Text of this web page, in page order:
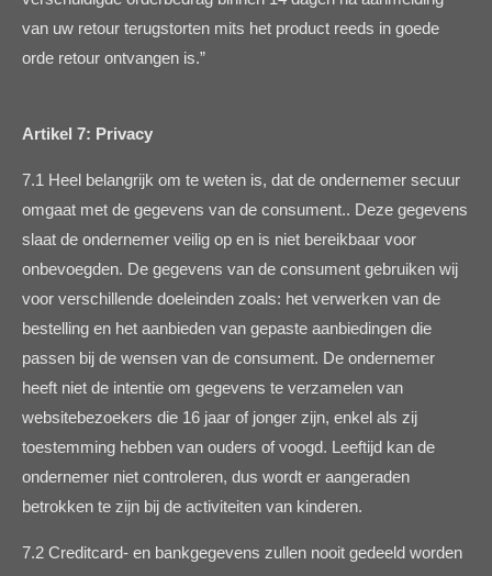
van uw retour terugstorten mits het product reeds in goede
orde retour ontvangen is.”
Artikel 7: Privacy
7.1 Heel belangrijk om te weten is, dat de ondernemer secuur
omgaat met de gegevens van de consument.. Deze gegevens
slaat de ondernemer veilig op en is niet bereikbaar voor
onbevoegden. De gegevens van de consument gebruiken wij
voor verschillende doeleinden zoals: het verwerken van de
bestelling en het aanbieden van gepaste aanbiedingen die
passen bij de wensen van de consument. De ondernemer
heeft niet de intentie om gegevens te verzamelen van
websitebezoekers die 16 jaar of jonger zijn, enkel als zij
toestemming hebben van ouders of voogd. Leeftijd kan de
ondernemer niet controleren, dus wordt er aangeraden
betrokken te zijn bij de activiteiten van kinderen.
7.2 Creditcard- en bankgegevens zullen nooit gedeeld worden